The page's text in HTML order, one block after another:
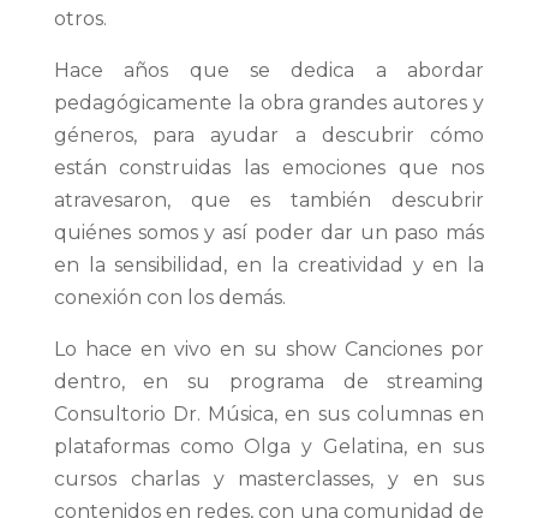
otros.
Hace años que se dedica a abordar
pedagógicamente la obra grandes autores y
géneros, para ayudar a descubrir cómo
están construidas las emociones que nos
atravesaron, que es también descubrir
quiénes somos y así poder dar un paso más
en la sensibilidad, en la creatividad y en la
conexión con los demás.
Lo hace en vivo en su show Canciones por
dentro, en su programa de streaming
Consultorio Dr. Música, en sus columnas en
plataformas como Olga y Gelatina, en sus
cursos charlas y masterclasses, y en sus
contenidos en redes, con una comunidad de